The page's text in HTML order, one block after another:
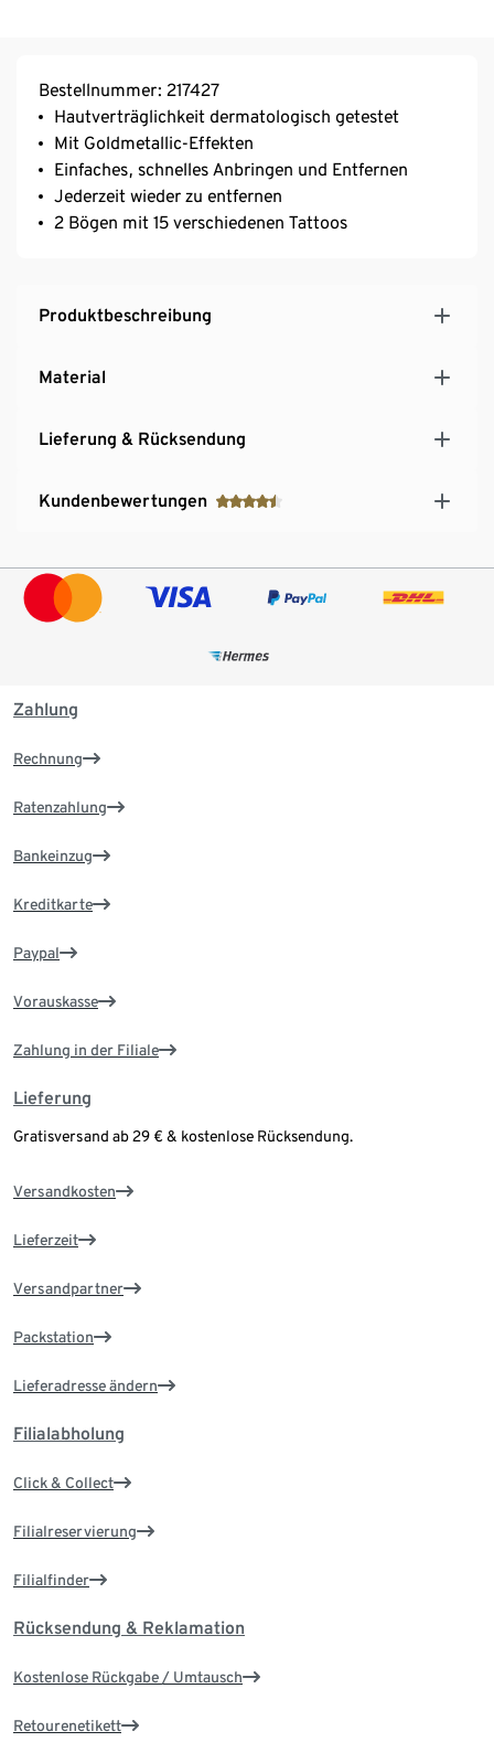
Bestellnummer: 217427
Hautverträglichkeit dermatologisch getestet
Mit Goldmetallic-Effekten
Einfaches, schnelles Anbringen und Entfernen
Jederzeit wieder zu entfernen
2 Bögen mit 15 verschiedenen Tattoos
Produktbeschreibung
Material
Lieferung & Rücksendung
Kundenbewertungen
Zahlung
Rechnung
Ratenzahlung
Bankeinzug
Kreditkarte
Paypal
Vorauskasse
Zahlung in der Filiale
Lieferung
Gratisversand ab 29 € & kostenlose Rücksendung.
Versandkosten
Lieferzeit
Versandpartner
Packstation
Lieferadresse ändern
Filialabholung
Click & Collect
Filialreservierung
Filialfinder
Rücksendung & Reklamation
Kostenlose Rückgabe / Umtausch
Retourenetikett